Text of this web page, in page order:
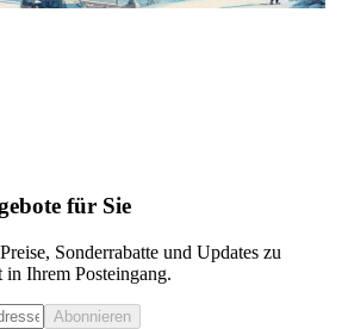
für Sie
Sonderrabatte und Updates zu
Ihrem Posteingang.
Abonnieren